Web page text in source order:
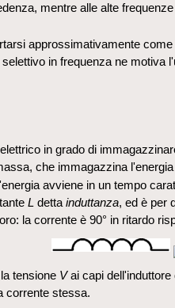
mentre alle alte
approssimativamente
in frequenza ne motiva
in grado di
che immagazzina
avviene in un tempo
L detta induttanza, ed è per
la corrente è 90° in ritardo
tensione Vai capi
corrente stessa.